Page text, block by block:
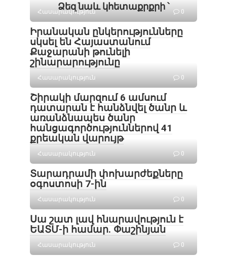
Ձեզ նաև կհետաքրքրի ՝
Հասարակություն 0
Իրանական ընկերությունները
սկսել են Հայաստանում
Քաջարանի թունելի
շինարարությունը
Հասարակություն 0
Շիրակի մարզում 6 ամսում
դատարան է հանձնվել ծանր և
առանձնապես ծանր
հանցագործություններով 41
քրեական վարույթ
Հասարակություն 0
Տարադրամի փոխարժեքները
օգոստոսի 7-ին
Հասարակություն 0
Սա շատ լավ հնարավություն է
ԵԱՏՄ-ի համար. Փաշինյան
Հասարակություն 0